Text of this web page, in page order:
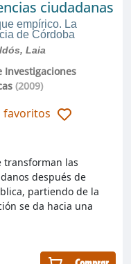
ciudadanas
empírico. La
de Córdoba
Laia
Investigaciones
(2009)
favoritos
transforman las
después de
partiendo de la
se da hacia una